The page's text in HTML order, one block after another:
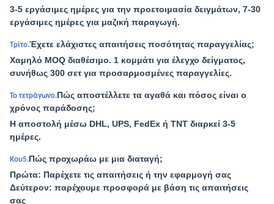
3-5 εργάσιμες ημέρες για την προετοιμασία δειγμάτων, 7-30
εργάσιμες ημέρες για μαζική παραγωγή.
Τρίτο.Έχετε ελάχιστες απαιτήσεις ποσότητας παραγγελίας;
Χαμηλό MOQ διαθέσιμο. 1 κομμάτι για έλεγχο δείγματος,
συνήθως 300 σετ για προσαρμοσμένες παραγγελίες.
Το τετράγωνο.Πώς αποστέλλετε τα αγαθά και πόσος είναι ο
χρόνος παράδοσης;
Η αποστολή μέσω DHL, UPS, FedEx ή TNT διαρκεί 3-5
ημέρες.
Κου5.Πώς προχωράω με μια διαταγή;
Πρώτα: Παρέχετε τις απαιτήσεις ή την εφαρμογή σας
Δεύτερον: παρέχουμε προσφορά με βάση τις απαιτήσεις
σας